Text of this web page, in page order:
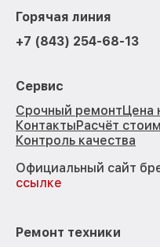
Горячая линия
+7 (843) 254-68-13
Сервис
Срочный ремонтЦена
КонтактыРасчёт
Контроль качества
Официальный сайт
ссылке
Ремонт техники